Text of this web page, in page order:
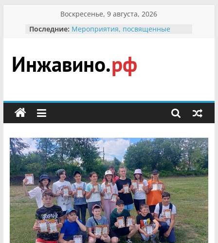
содержимому
Воскресенье, 9 августа, 2026
Последние: Мероприятия, посвященные
гражданин Инжавинского округа»
участнице Великой
Отечественной, фронтовичке
Безопасность в сети Интернет
мероприятии «Сохраним
первоцветы!»
В вольере Воронинского
заповедника родились крапчатые
суслики
Инжавино.рф
сельский
портал